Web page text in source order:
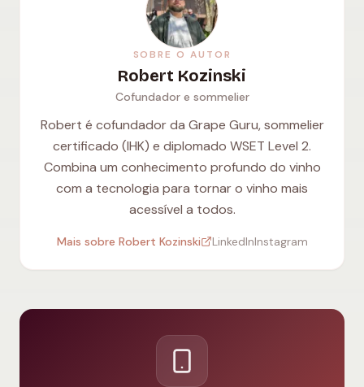
SOBRE O AUTOR
Robert Kozinski
Cofundador e sommelier
Robert é cofundador da Grape Guru, sommelier
certificado (IHK) e diplomado WSET Level 2.
Combina um conhecimento profundo do vinho
com a tecnologia para tornar o vinho mais
acessível a todos.
Mais sobre Robert Kozinski LinkedInInstagram